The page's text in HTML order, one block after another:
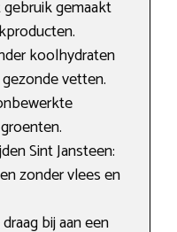
gemaakt
koolhydraten
vetten.
Sint Jansteen:
zonder vlees en
bij aan een